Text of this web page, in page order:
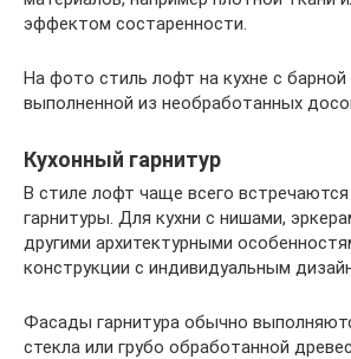
эффектом состаренности.
На фото стиль лофт на кухне с барной
выполненной из необработанных
Кухонный гарнитур
В стиле лофт чаще всего
гарнитуры. Для кухни с нишами,
другими архитектурными
конструкции с индивидуальным
Фасады гарнитура обычно
стекла или грубо обработанной